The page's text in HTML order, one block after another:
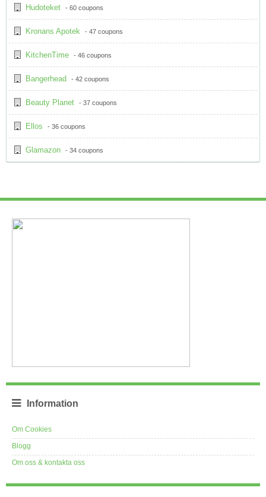
Hudoteket - 60 coupons
Kronans Apotek - 47 coupons
KitchenTime - 46 coupons
Bangerhead - 42 coupons
Beauty Planet - 37 coupons
Ellos - 36 coupons
Glamazon - 34 coupons
Information
Om Cookies
Blogg
Om oss & kontakta oss